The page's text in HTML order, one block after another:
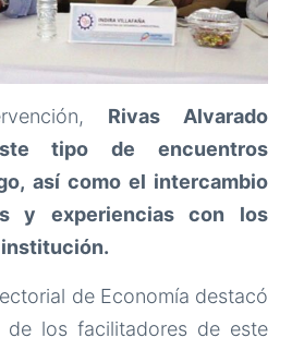
Rivas Alvarado
tipo de encuentros
así como el intercambio
y experiencias con los
institución.
de Economía destacó
de los facilitadores de este